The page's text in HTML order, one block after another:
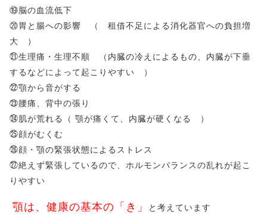
⑲脳の血流低下
⑳胃と腸への影響 （ 租借不足による消化器官への負担増
大 ）
㉑生理痛・生理不順 （内臓の冷えによるもの、内臓が下垂
するなどによって起こりやすい ）
㉒顎から音がする
㉓腰痛、背中の張り
㉔肌が荒れる（ 顎が痛くて、内臓が硬くなる ）
㉕顔がむくむ
㉖顔・顎の緊張状態によるストレス
㉗絶えず緊張しているので、ホルモンバランスの乱れが起こ
りやすい
顎は、健康の基本の「き」
と考えています